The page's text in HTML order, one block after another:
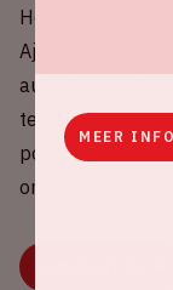
Help mee met
Ajax vrouwen -
autostoel(en)
te rijden. Samen
portemonnee én
onderstaande
MEER